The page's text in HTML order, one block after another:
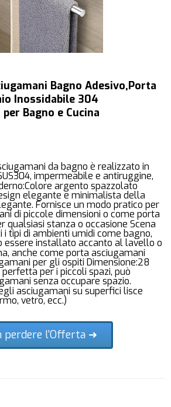
Bagno Adesivo,Porta
Inossidabile 304
Bagno e Cucina
da bagno è realizzato in
impermeabile e antiruggine,
argento spazzolato
elegante e minimalista della
Fornisce un modo pratico per
di piccole dimensioni o come porta
qualsiasi stanza o occasione Scena
tipi di ambienti umidi come bagno,
essere installato accanto al lavello o
anche come porta asciugamani
per gli ospiti Dimensione:28
per i piccoli spazi, può
senza occupare spazio.
asciugamani su superfici lisce
vetro, ecc.)
perdere l'Offerta ➜